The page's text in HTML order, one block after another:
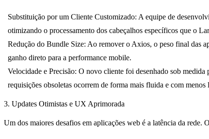
Substituição por um Cliente Customizado: A equipe de
otimizando o processamento dos cabeçalhos específicos que o
Redução do Bundle Size: Ao remover o Axios, o peso final das
ganho direto para a performance mobile.
Velocidade e Precisão: O novo cliente foi desenhado sob medida
requisições obsoletas ocorrem de forma mais fluida e com menos
3. Updates Otimistas e UX Aprimorada
Um dos maiores desafios em aplicações web é a latência da rede.